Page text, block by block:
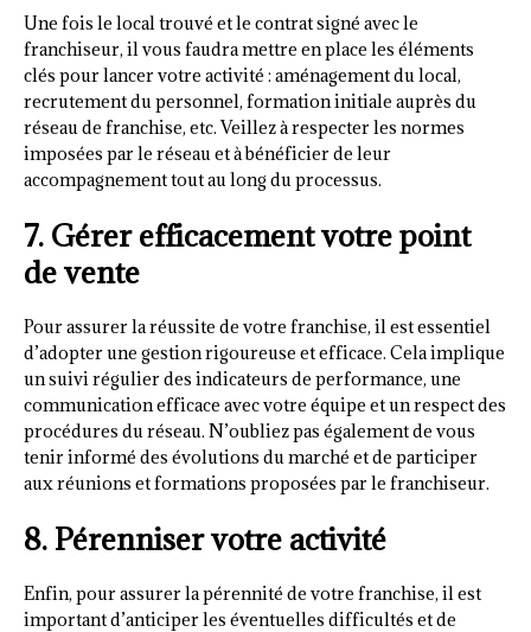
Une fois le local trouvé et le contrat signé avec le
franchiseur, il vous faudra mettre en place les éléments
clés pour lancer votre activité : aménagement du local,
recrutement du personnel, formation initiale auprès du
réseau de franchise, etc. Veillez à respecter les normes
imposées par le réseau et à bénéficier de leur
accompagnement tout au long du processus.
7. Gérer efficacement votre point
de vente
Pour assurer la réussite de votre franchise, il est essentiel
d’adopter une gestion rigoureuse et efficace. Cela implique
un suivi régulier des indicateurs de performance, une
communication efficace avec votre équipe et un respect des
procédures du réseau. N’oubliez pas également de vous
tenir informé des évolutions du marché et de participer
aux réunions et formations proposées par le franchiseur.
8. Pérenniser votre activité
Enfin, pour assurer la pérennité de votre franchise, il est
important d’anticiper les éventuelles difficultés et de